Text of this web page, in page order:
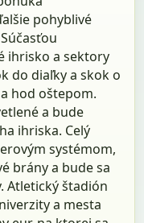
pohyblivé
ihrisko a sektory
do diaľky a skok o
hod oštepom.
a bude
ihriska. Celý
systémom,
brány a bude sa
Atletický štadión
a mesta